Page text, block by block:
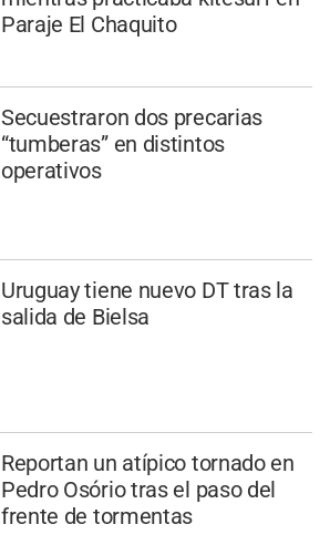
Paraje El Chaquito
Secuestraron dos precarias
“tumberas” en distintos
operativos
Uruguay tiene nuevo DT tras la
salida de Bielsa
Reportan un atípico tornado en
Pedro Osório tras el paso del
frente de tormentas